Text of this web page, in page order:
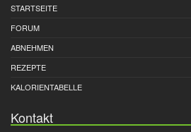
STARTSEITE
FORUM
ABNEHMEN
REZEPTE
KALORIENTABELLE
Kontakt